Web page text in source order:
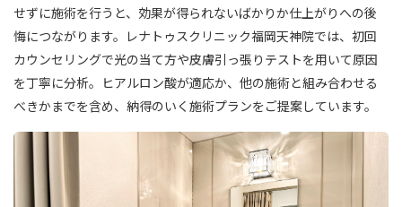
せずに施術を行うと、効果が得られないばかりか仕上がりへの後
悔につながります。レナトゥスクリニック福岡天神院では、初回
カウンセリングで光の当て方や皮膚引っ張りテストを用いて原因
を丁寧に分析。ヒアルロン酸が適応か、他の施術と組み合わせる
べきかまでを含め、納得のいく施術プランをご提案しています。